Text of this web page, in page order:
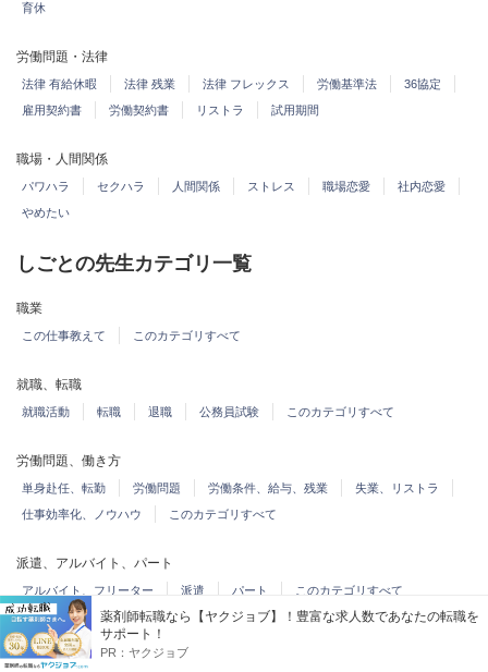
育休
労働問題・法律
法律 有給休暇 法律 残業 法律 フレックス 労働基準法
36協定
雇用契約書
労働契約書 リストラ 試用期間
職場・人間関係
パワハラ セクハラ 人間関係 ストレス 職場恋愛
社内恋愛
やめたい
しごとの先生カテゴリ一覧
職業
この仕事教えて このカテゴリすべて
就職、転職
就職活動 転職 退職 公務員試験 このカテゴリすべて
労働問題、働き方
単身赴任、転勤 労働問題 労働条件、給与、残業
失業、リストラ
仕事効率化、ノウハウ
このカテゴリすべて
派遣、アルバイト、パート
アルバイト、フリーター 派遣 パート このカテゴリすべて
資格、習い事
資格 簿記
薬剤師転職なら【ヤクジョブ】！豊富な求人数であなたの転職を
サポート！
PR： ヤクジョブ